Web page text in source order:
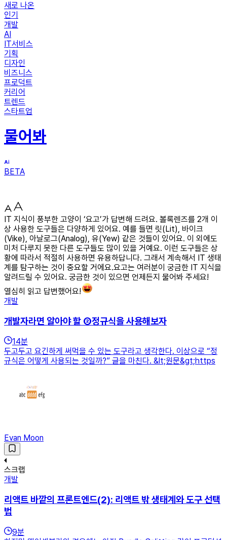
새로 나온
인기
개발
AI
IT서비스
기획
디자인
비즈니스
프로덕트
커리어
트렌드
스타트업
물어봐
BETA
IT 지식이 풍부한 고양이 ‘요고’가 답변해 드려요. 볼록렌즈를 2개 이
상 사용한 도구들은 다양하게 있어요. 예를 들면 릿(Lit), 바이크
(Vike), 아날로그(Analog), 유(Yew) 같은 것들이 있어요. 이 외에도
미처 다루지 못한 다른 도구들도 많이 있을 거예요. 이런 도구들은 상
황에 따라서 적절히 사용하면 유용하답니다. 그래서 계속해서 IT 생태
계를 탐구하는 것이 중요할 거에요.요고는 여러분이 궁금한 IT 지식을
알려드릴 수 있어요. 궁금한 것이 있으면 언제든지 물어봐 주세요!
열심히 읽고 답변했어요!
개발
개발자라면 알아야 할 ②정규식을 사용해보자
14분
두고두고 요긴하게 써먹을 수 있는 도구라고 생각한다. 이상으로 “정
규식은 어떻게 사용되는 것일까?” 글을 마친다. &lt;원문&gt;https
Evan Moon
스크랩
개발
리액트 바깥의 프론트엔드(2): 리액트 밖 생태계와 도구 선택
법
9분